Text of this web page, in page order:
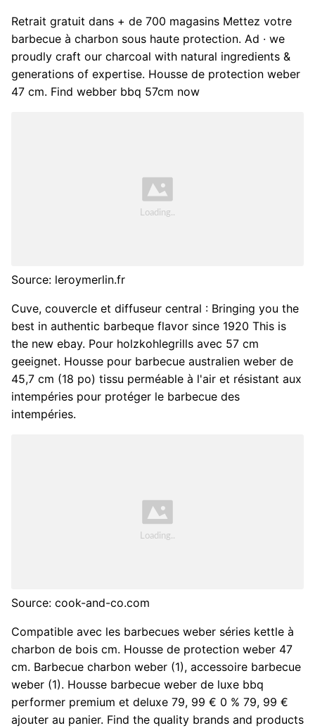
Retrait gratuit dans + de 700 magasins Mettez votre
barbecue à charbon sous haute protection. Ad · we
proudly craft our charcoal with natural ingredients &
generations of expertise. Housse de protection weber
47 cm. Find webber bbq 57cm now
Source: leroymerlin.fr
Cuve, couvercle et diffuseur central : Bringing you the
best in authentic barbeque flavor since 1920 This is
the new ebay. Pour holzkohlegrills avec 57 cm
geeignet. Housse pour barbecue australien weber de
45,7 cm (18 po) tissu perméable à l'air et résistant aux
intempéries pour protéger le barbecue des
intempéries.
Source: cook-and-co.com
Compatible avec les barbecues weber séries kettle à
charbon de bois cm. Housse de protection weber 47
cm. Barbecue charbon weber (1), accessoire barbecue
weber (1). Housse barbecue weber de luxe bbq
performer premium et deluxe 79, 99 € 0 % 79, 99 €
ajouter au panier. Find the quality brands and products